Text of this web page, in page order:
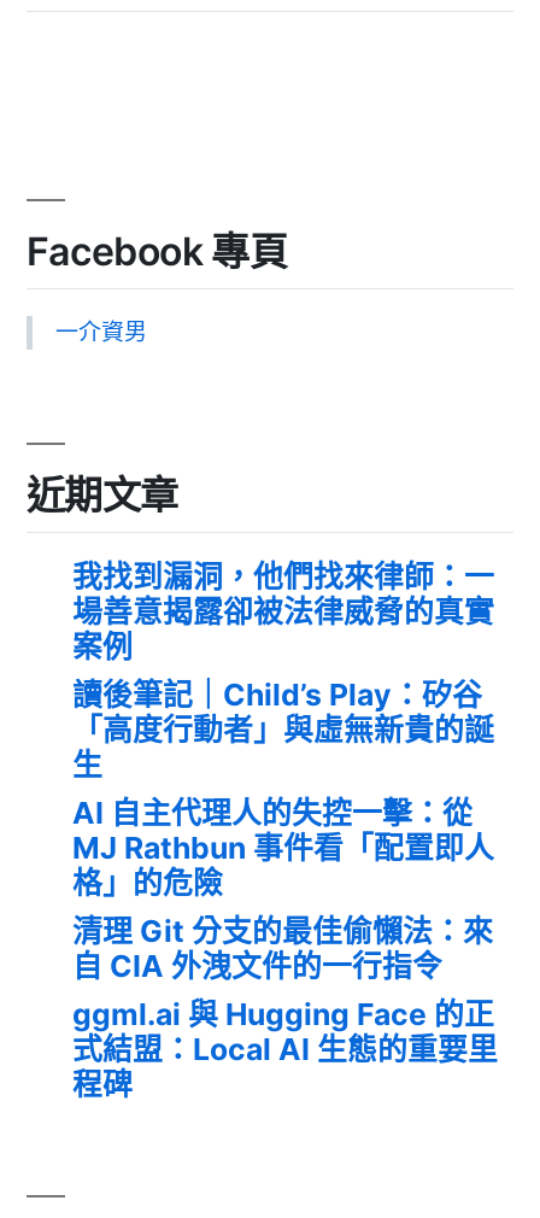
Facebook 專頁
一介資男
近期文章
我找到漏洞，他們找來律師：一
場善意揭露卻被法律威脅的真實
案例
讀後筆記｜Child’s Play：矽谷
「高度行動者」與虛無新貴的誕
生
AI 自主代理人的失控一擊：從
MJ Rathbun 事件看「配置即人
格」的危險
清理 Git 分支的最佳偷懶法：來
自 CIA 外洩文件的一行指令
ggml.ai 與 Hugging Face 的正
式結盟：Local AI 生態的重要里
程碑